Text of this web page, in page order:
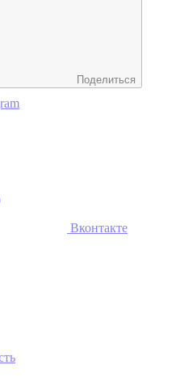
Поделиться
Вконтакте